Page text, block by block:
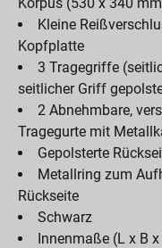
Kleine
Kopfplatte
3 Tragegriffe
seitlicher Griff
2 Abnehmbare,
Tragegurte mit
Gepolsterte
Metallring zum
Rückseite
Schwarz
Innenmaße (L x B